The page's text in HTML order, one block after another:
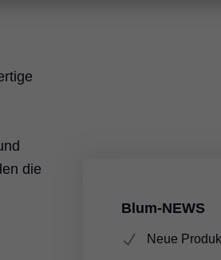
die
Blum-NEWS
Neue